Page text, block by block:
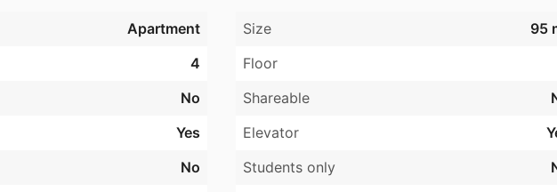
for både cykler og biler i området.
Apartment Size
95
4 Floor
No Shareable
Yes Elevator
No Students only